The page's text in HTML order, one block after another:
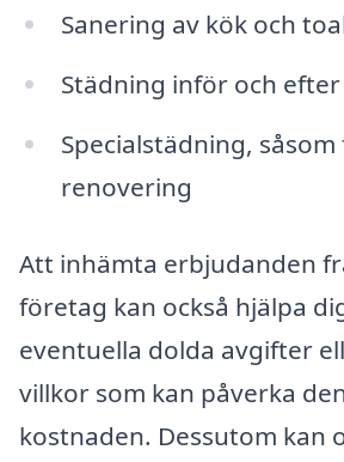
Sanering av kök och
Städning inför och
Specialstädning,
renovering
Att inhämta erbjudanden
företag kan också hjälpa
eventuella dolda avgifter
villkor som kan påverka
kostnaden. Dessutom kan